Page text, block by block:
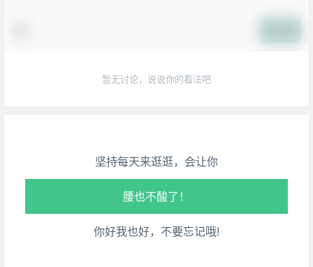
暂无讨论，说说你的看法吧
坚持每天来逛逛，会让你
腿也不痛了！
腰也不酸了！
工作也轻松了！
你好我也好，不要忘记哦!